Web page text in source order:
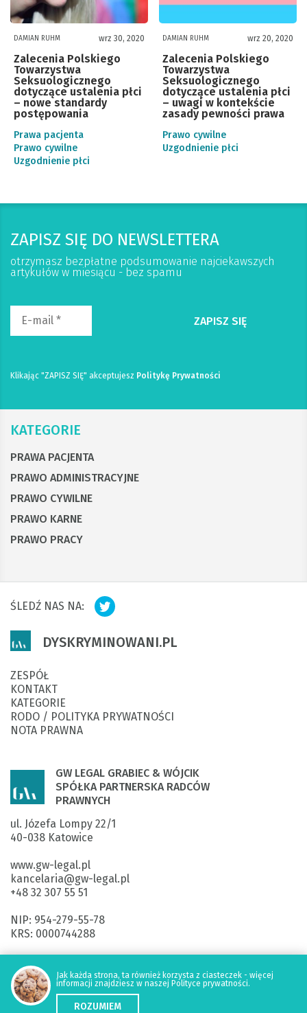
DAMIAN RUHM wrz 30, 2020
Zalecenia Polskiego
Towarzystwa
Seksuologicznego
dotyczące ustalenia płci
– nowe standardy
postępowania
Prawa pacjenta
Prawo cywilne
Uzgodnienie płci
DAMIAN RUHM wrz 20, 2020
Zalecenia Polskiego
Towarzystwa
Seksuologicznego
dotyczące ustalenia płci
– uwagi w kontekście
zasady pewności prawa
Prawo cywilne
Uzgodnienie płci
ZAPISZ SIĘ DO NEWSLETTERA
otrzymasz bezpłatne podsumowanie najciekawszych
artykułów w miesiącu - bez spamu
Klikając "ZAPISZ SIĘ" akceptujesz Politykę Prywatności
KATEGORIE
PRAWA PACJENTA
PRAWO ADMINISTRACYJNE
PRAWO CYWILNE
PRAWO KARNE
PRAWO PRACY
Jak każda strona, ta również korzysta z ciasteczek - więcej
informacji znajdziesz w naszej Polityce prywatności.
ROZUMIEM
GW LEGAL GRABIEC & WÓJCIK
SPÓŁKA PARTNERSKA RADCÓW
PRAWNYCH
ul. Józefa Lompy 22/1
40-038 Katowice
www.gw-legal.pl
kancelaria@gw-legal.pl
+48 32 307 55 51
NIP: 954-279-55-78
KRS: 0000744288
40 1050 1214 1000 0092 5920 3355
DYSKRYMINOWANI.PL
ZESPÓŁ
KONTAKT
KATEGORIE
RODO / POLITYKA PRYWATNOŚCI
NOTA PRAWNA
ŚLEDŹ NAS NA: